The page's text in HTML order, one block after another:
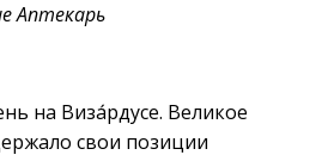
Аптекарь
на Виза́рдусе. Великое
свои позиции